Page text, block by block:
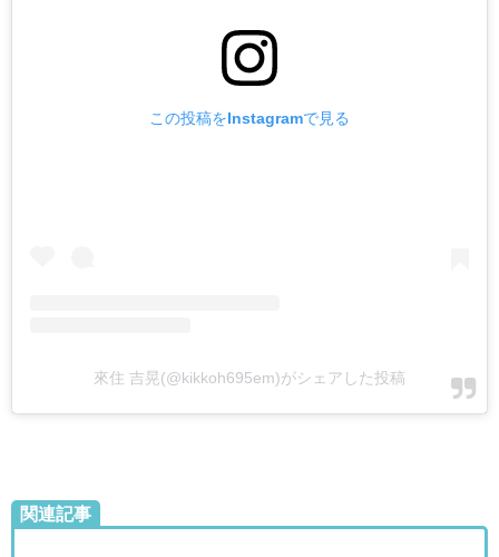
この投稿をInstagramで見る
來住 吉晃(@kikkoh695em)がシェアした投稿
関連記事